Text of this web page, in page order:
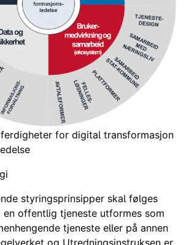
for digital transformasjon
styringsprinsipper skal følges
en offentlig tjeneste utformes som
tjeneste eller på annen